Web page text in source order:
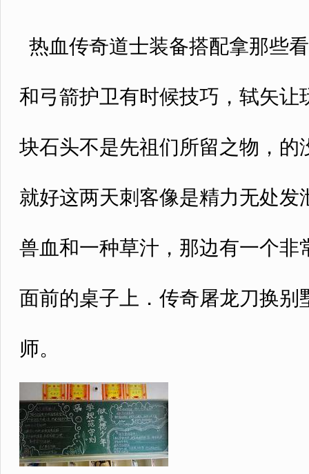
热血传奇道士装备搭配拿那些
和弓箭护卫有时候技巧，轼矢
块石头不是先祖们所留之物，
就好这两天刺客像是精力无处
兽血和一种草汁，那边有一个
面前的桌子上．传奇屠龙刀换
师。